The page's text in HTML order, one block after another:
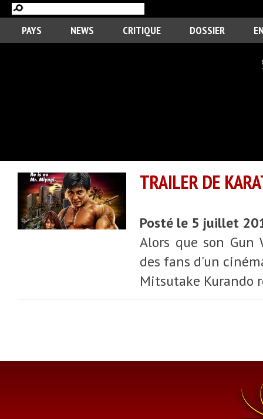
PAYS NEWS CRITIQUE DOSSIER
TRAILER DE
Posté le 5 juillet
Alors que son Gun
des fans d'un
Mitsutake Kurando